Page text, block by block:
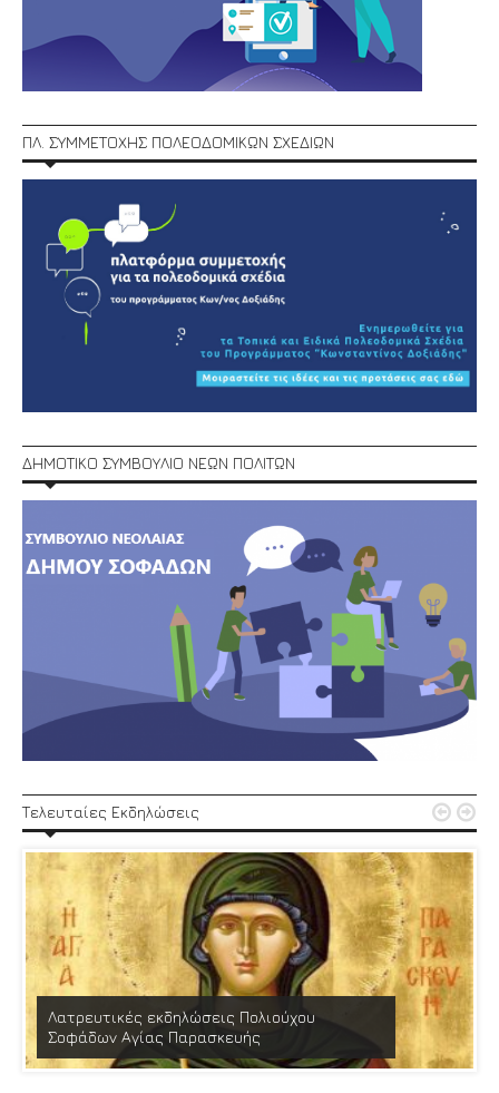
ΠΛ. ΣΥΜΜΕΤΟΧΗΣ ΠΟΛΕΟΔΟΜΙΚΩΝ ΣΧΕΔΙΩΝ
ΔΗΜΟΤΙΚΟ ΣΥΜΒΟΥΛΙΟ ΝΕΩΝ ΠΟΛΙΤΩΝ
Τελευταίες Εκδηλώσεις
Λατρευτικές εκδηλώσεις Πολιούχου
Σοφάδων Αγίας Παρασκευής
 